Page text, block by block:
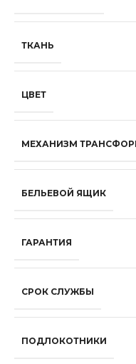
ТКАНЬ
ЦВЕТ
МЕХАНИЗМ
БЕЛЬЕВОЙ ЯЩИК
ГАРАНТИЯ
СРОК СЛУЖБЫ
ПОДЛОКОТНИКИ